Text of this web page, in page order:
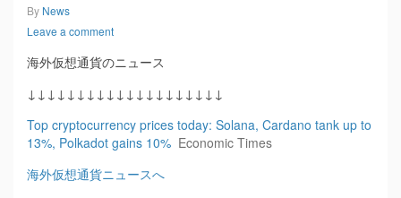
By News
Leave a comment
海外仮想通貨のニュース
↓↓↓↓↓↓↓↓↓↓↓↓↓↓↓↓↓↓↓↓
Top cryptocurrency prices today: Solana, Cardano tank up to
13%, Polkadot gains 10% Economic Times
海外仮想通貨ニュースへ